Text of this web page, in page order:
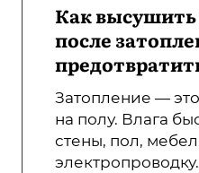
Как высушить
после
Затопление —
на полу. Влага
стены, пол,